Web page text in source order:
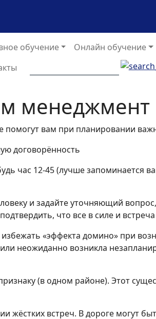
обучение Онлайн обучение
менеджмент
вам при планировании
договорённость
час 12-45 (лучше запоминается
и задайте уточняющий
что все в силе и встреча
«эффекта домино» при
неожиданно возникла
(в одном районе). Этот
жёстких встреч. В дороге могут